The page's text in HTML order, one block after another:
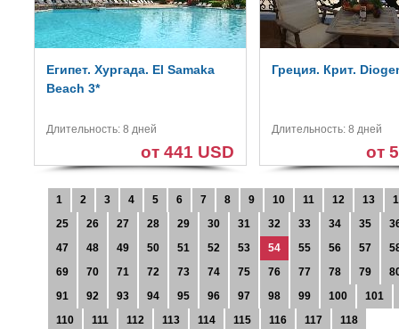
Египет. Хургада. El Samaka
Beach 3*
Длительность: 8 дней
от 441 USD
Греция. Крит.
Длительность: 8 дней
от
1 2 3 4 5 6 7 8 9 10 11 12 13
25
26 27 28 29 30 31 32 33 34 35
47
48 49 50 51 52 53 54 55 56 57
69
70 71 72 73 74 75 76 77 78 79
91
92 93 94 95 96 97 98 99 100
101
110
111 112 113 114 115 116 117 118